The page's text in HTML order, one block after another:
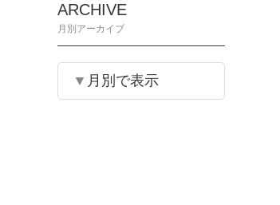
ARCHIVE
月別アーカイブ
月別で表示